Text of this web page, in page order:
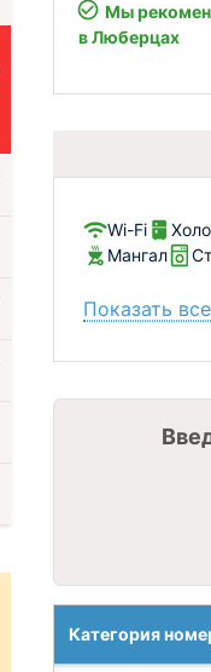
Мы
в Люберцах
Wi-Fi
Мангал
Показать
Категория